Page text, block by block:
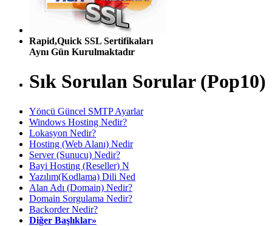
Rapid,Quick SSL Sertifikaları
Aynı Gün Kurulmaktadır
Sık Sorulan Sorular (Pop10)
Yöncü Güncel SMTP Ayarlar
Windows Hosting Nedir?
Lokasyon Nedir?
Hosting (Web Alanı) Nedir
Server (Sunucu) Nedir?
Bayi Hosting (Reseller) N
Yazılım(Kodlama) Dili Ned
Alan Adı (Domain) Nedir?
Domain Sorgulama Nedir?
Backorder Nedir?
Diğer Başlıklar»